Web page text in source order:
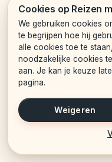
Op de boot kan het
stad warm is.
zeker als je op het
maken van de
Tafelberg. In de
fel, ook op het
wintermaanden
fris en nat zijn, dus
Cookies op Reizen
We gebruiken cookies
te begrijpen hoe hij
alle cookies toe te staan,
noodzakelijke cookies
aan. Je kan je keuze
pagina.
Weigeren